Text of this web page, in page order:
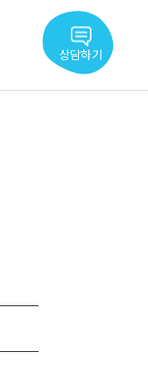
상담하기